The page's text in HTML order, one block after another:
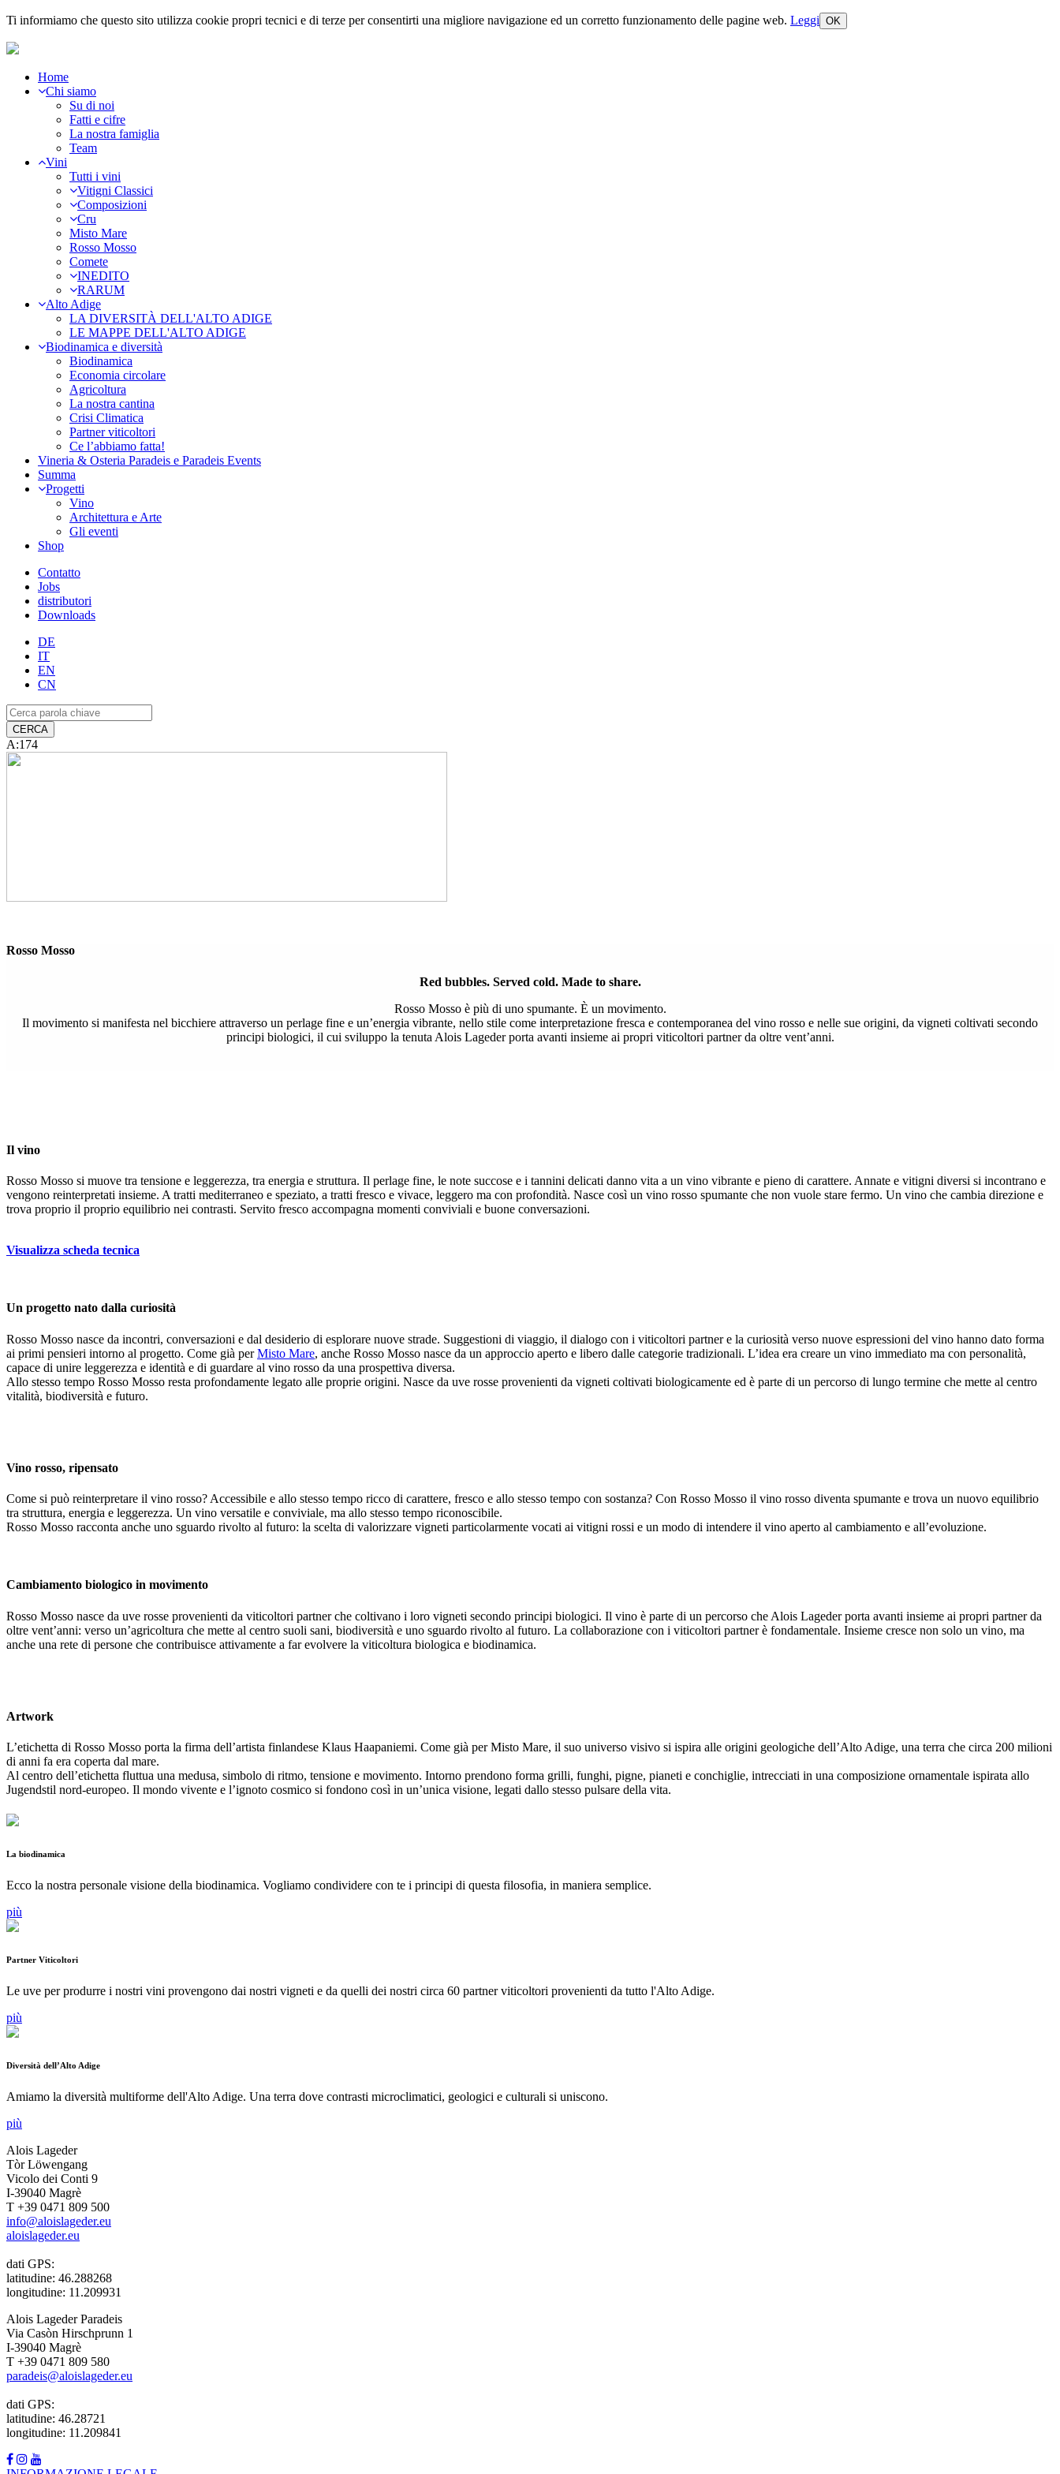
Ti informiamo che questo sito utilizza cookie propri tecnici e di terze per consentirti una migliore navigazione ed un corretto funzionamento delle pagine web. Leggi OK
Home
Chi siamo
Su di noi
Fatti e cifre
La nostra famiglia
Team
Vini
Tutti i vini
Vitigni Classici
Composizioni
Cru
Misto Mare
Rosso Mosso
Comete
INEDITO
RARUM
Alto Adige
LA DIVERSITÀ DELL'ALTO ADIGE
LE MAPPE DELL'ALTO ADIGE
Biodinamica e diversità
Biodinamica
Economia circolare
Agricoltura
La nostra cantina
Crisi Climatica
Partner viticoltori
Ce l’abbiamo fatta!
Vineria & Osteria Paradeis e Paradeis Events
Summa
Progetti
Vino
Architettura e Arte
Gli eventi
Shop
Contatto
Jobs
distributori
Downloads
DE
IT
EN
CN
A:174
Rosso Mosso
Red bubbles. Served cold. Made to share.
Rosso Mosso è più di uno spumante. È un movimento.
Il movimento si manifesta nel bicchiere attraverso un perlage fine e un’energia vibrante, nello stile come interpretazione fresca e contemporanea del vino rosso e nelle sue origini, da vigneti coltivati secondo
principi biologici, il cui sviluppo la tenuta Alois Lageder porta avanti insieme ai propri viticoltori partner da oltre vent’anni.
Il vino
Rosso Mosso si muove tra tensione e leggerezza, tra energia e struttura. Il perlage fine, le note succose e i tannini delicati danno vita a un vino vibrante e pieno di carattere. Annate e vitigni diversi si incontrano e
vengono reinterpretati insieme. A tratti mediterraneo e speziato, a tratti fresco e vivace, leggero ma con profondità. Nasce così un vino rosso spumante che non vuole stare fermo. Un vino che cambia direzione e
trova proprio il proprio equilibrio nei contrasti. Servito fresco accompagna momenti conviviali e buone conversazioni.
Visualizza scheda tecnica
Un progetto nato dalla curiosità
Rosso Mosso nasce da incontri, conversazioni e dal desiderio di esplorare nuove strade. Suggestioni di viaggio, il dialogo con i viticoltori partner e la curiosità verso nuove espressioni del vino hanno dato forma
ai primi pensieri intorno al progetto. Come già perMisto Mare, anche Rosso Mosso nasce da un approccio aperto e libero dalle categorie tradizionali. L’idea era creare un vino immediato ma con personalità,
capace di unire leggerezza e identità e di guardare al vino rosso da una prospettiva diversa.
Allo stesso tempo Rosso Mosso resta profondamente legato alle proprie origini. Nasce da uve rosse provenienti da vigneti coltivati biologicamente ed è parte di un percorso di lungo termine che mette al centro
vitalità, biodiversità e futuro.
Vino rosso, ripensato
Come si può reinterpretare il vino rosso? Accessibile e allo stesso tempo ricco di carattere, fresco e allo stesso tempo con sostanza? Con Rosso Mosso il vino rosso diventa spumante e trova un nuovo equilibrio
tra struttura, energia e leggerezza. Un vino versatile e conviviale, ma allo stesso tempo riconoscibile.
Rosso Mosso racconta anche uno sguardo rivolto al futuro: la scelta di valorizzare vigneti particolarmente vocati ai vitigni rossi e un modo di intendere il vino aperto al cambiamento e all’evoluzione.
Cambiamento biologico in movimento
Rosso Mosso nasce da uve rosse provenienti da viticoltori partner che coltivano i loro vigneti secondo principi biologici. Il vino è parte di un percorso che Alois Lageder porta avanti insieme ai propri partner da
oltre vent’anni: verso un’agricoltura che mette al centro suoli sani, biodiversità e uno sguardo rivolto al futuro. La collaborazione con i viticoltori partner è fondamentale. Insieme cresce non solo un vino, ma
anche una rete di persone che contribuisce attivamente a far evolvere la viticoltura biologica e biodinamica.
Artwork
L’etichetta di Rosso Mosso porta la firma dell’artista finlandese Klaus Haapaniemi. Come già per Misto Mare, il suo universo visivo si ispira alle origini geologiche dell’Alto Adige, una terra che circa 200 milioni
di anni fa era coperta dal mare.
Al centro dell’etichetta fluttua una medusa, simbolo di ritmo, tensione e movimento. Intorno prendono forma grilli, funghi, pigne, pianeti e conchiglie, intrecciati in una composizione ornamentale ispirata allo
Jugendstil nord-europeo. Il mondo vivente e l’ignoto cosmico si fondono così in un’unica visione, legati dallo stesso pulsare della vita.
La biodinamica
Ecco la nostra personale visione della biodinamica. Vogliamo condividere con te i principi di questa filosofia, in maniera semplice.
più
Partner Viticoltori
Le uve per produrre i nostri vini provengono dai nostri vigneti e da quelli dei nostri circa 60 partner viticoltori provenienti da tutto l'Alto Adige.
più
Diversità dell’Alto Adige
Amiamo la diversità multiforme dell'Alto Adige. Una terra dove contrasti microclimatici, geologici e culturali si uniscono.
più
Alois Lageder
Tòr Löwengang
Vicolo dei Conti 9
I-39040 Magrè
T +39 0471 809 500
info@aloislageder.eu
aloislageder.eu
dati GPS:
latitudine: 46.288268
longitudine: 11.209931
Alois Lageder Paradeis
Via Casòn Hirschprunn 1
I-39040 Magrè
T +39 0471 809 580
paradeis@aloislageder.eu
dati GPS:
latitudine: 46.28721
longitudine: 11.209841